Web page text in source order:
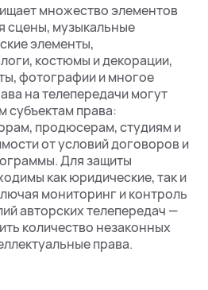
множество элементов
сцены, музыкальные
элементы,
костюмы и декорации,
фотографии и многое
на телепередачи могут
субъектам права:
продюсерам, студиям и
от условий договоров и
Для защиты
как юридические, так и
мониторинг и контроль
авторских телепередач —
количество незаконных
права.